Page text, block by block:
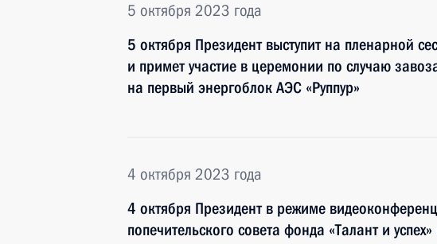
5 октября 2023 года
5 октября Президент выступит на пленарной
и примет участие в церемонии по случаю
на первый энергоблок АЭС «Руппур»
4 октября 2023 года
4 октября Президент в режиме
попечительского совета фонда «Талант и